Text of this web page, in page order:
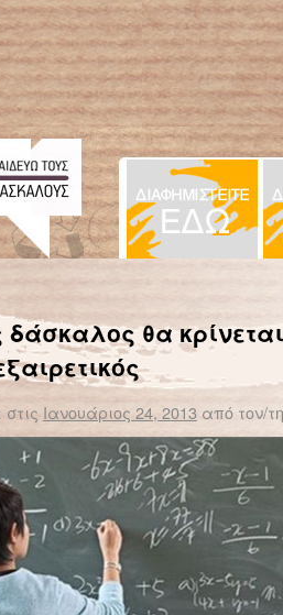
%s
δάσκαλος θα
Ιανουάριος 24, 2013 από τον/